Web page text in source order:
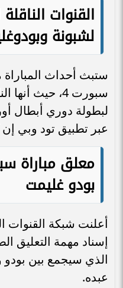
القنوات
لشبونة
ستبث أحداث
سبورت 4، حيث
لبطولة دوري أبطال
عبر تطبيق تود وبي
معلق مباراة
بودو غليمت
أعلنت شبكة القنوات
إسناد مهمة التعليق
الذي سيجمع بين
عبده.